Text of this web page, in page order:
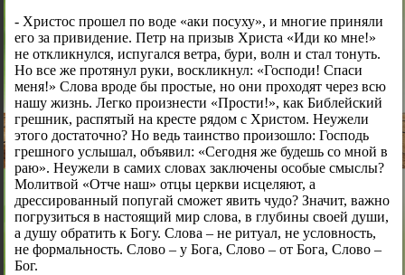
- Христос прошел по воде «аки посуху», и многие приняли
его за привидение. Петр на призыв Христа «Иди ко мне!»
не откликнулся, испугался ветра, бури, волн и стал тонуть.
Но все же протянул руки, воскликнул: «Господи! Спаси
меня!» Слова вроде бы простые, но они проходят через всю
нашу жизнь. Легко произнести «Прости!», как Библейский
грешник, распятый на кресте рядом с Христом. Неужели
этого достаточно? Но ведь таинство произошло: Господь
грешного услышал, объявил: «Сегодня же будешь со мной в
раю». Неужели в самих словах заключены особые смыслы?
Молитвой «Отче наш» отцы церкви исцеляют, а
дрессированный попугай сможет явить чудо? Значит, важно
погрузиться в настоящий мир слова, в глубины своей души,
а душу обратить к Богу. Слова – не ритуал, не условность,
не формальность. Слово – у Бога, Слово – от Бога, Слово –
Бог.